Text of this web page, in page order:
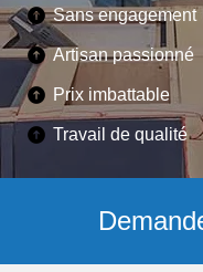
Sans engagement
Artisan passionné
Prix imbattable
Travail de qualité